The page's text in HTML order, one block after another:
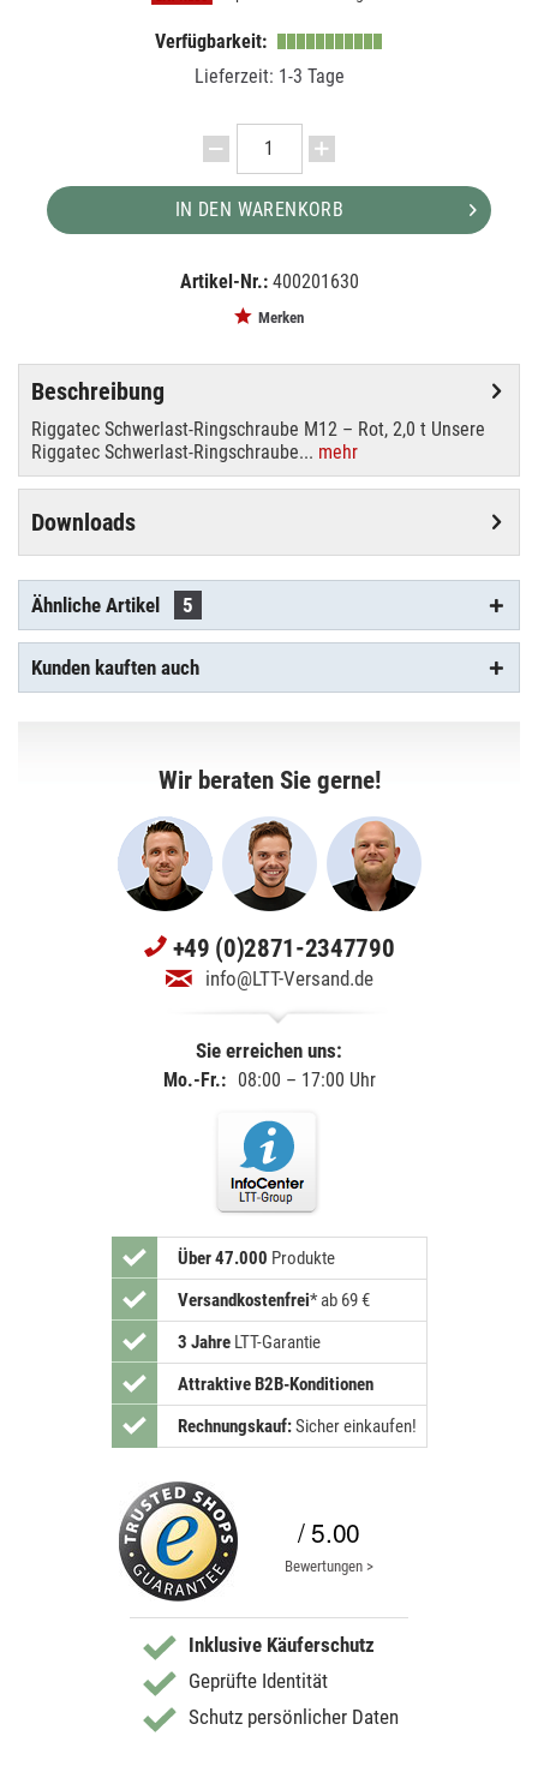
Verfügbarkeit:
Lieferzeit: 1-3 Tage
IN DEN WARENKORB
Artikel-Nr.: 400201630
Merken
Beschreibung
Riggatec Schwerlast-Ringschraube M12 – Rot, 2,0 t Unsere
Riggatec Schwerlast-Ringschraube... mehr
Downloads
Ähnliche Artikel 5
Kunden kauften auch
Wir beraten Sie gerne!
+49 (0)2871-2347790
info@LTT-Versand.de
Sie erreichen uns:
Mo.-Fr.: 08:00 – 17:00 Uhr
Über 47.000 Produkte
Versandkostenfrei* ab 69 €
3 JahreLTT-Garantie
Attraktive B2B-Konditionen
Rechnungskauf:Sicher einkaufen!
/ 5.00
Bewertungen >
Inklusive Käuferschutz
Geprüfte Identität
Schutz persönlicher Daten